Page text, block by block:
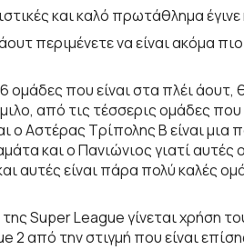
και καλό πρωτάθλημα
περιμένετε να είναι ακόμα
ομάδες που είναι στα πλέι άουτ,
από τις τέσσερις ομάδες που
ο Αστέρας Τρίπολης Β είναι
και ο Πανιώνιος γιατί
αυτές είναι πάρα πολύ καλές
Super League γίνεται χρήση
από την στιγμή που είναι